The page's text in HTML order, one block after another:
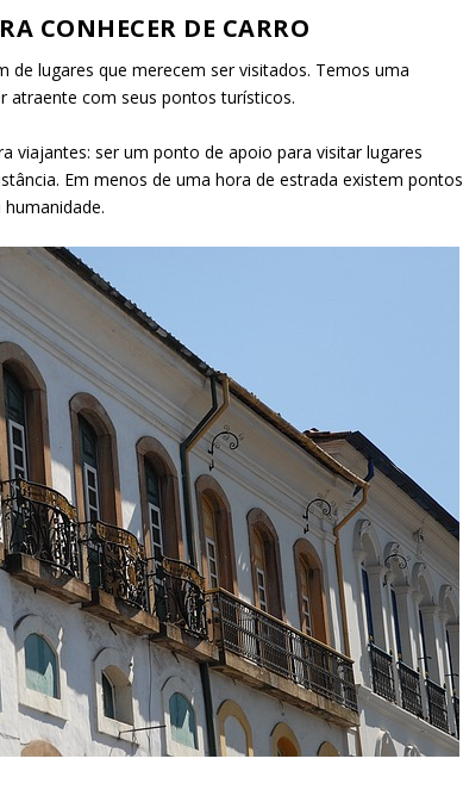
CONHECER DE CARRO
de lugares que merecem ser visitados. Temos uma
atraente com seus pontos turísticos.
viajantes: ser um ponto de apoio para visitar lugares
Em menos de uma hora de estrada existem pontos